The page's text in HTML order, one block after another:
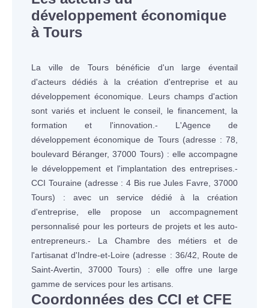
développement économique
à Tours
La ville de Tours bénéficie d'un large éventail
d'acteurs dédiés à la création d'entreprise et au
développement économique. Leurs champs d'action
sont variés et incluent le conseil, le financement, la
formation et l'innovation.- L'Agence de
développement économique de Tours (adresse : 78,
boulevard Béranger, 37000 Tours) : elle accompagne
le développement et l'implantation des entreprises.-
CCI Touraine (adresse : 4 Bis rue Jules Favre, 37000
Tours) : avec un service dédié à la création
d'entreprise, elle propose un accompagnement
personnalisé pour les porteurs de projets et les auto-
entrepreneurs.- La Chambre des métiers et de
l'artisanat d'Indre-et-Loire (adresse : 36/42, Route de
Saint-Avertin, 37000 Tours) : elle offre une large
gamme de services pour les artisans.
Coordonnées des CCI et CFE